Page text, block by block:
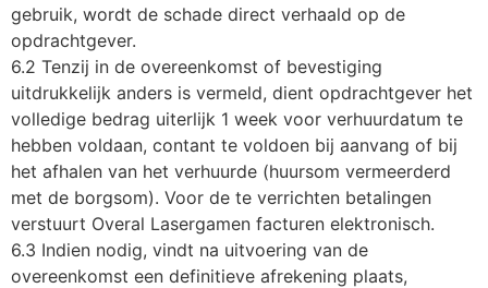
gebruik, wordt de schade direct verhaald op de
opdrachtgever.
6.2 Tenzij in de overeenkomst of bevestiging
uitdrukkelijk anders is vermeld, dient opdrachtgever het
volledige bedrag uiterlijk 1 week voor verhuurdatum te
hebben voldaan, contant te voldoen bij aanvang of bij
het afhalen van het verhuurde (huursom vermeerderd
met de borgsom). Voor de te verrichten betalingen
verstuurt Overal Lasergamen facturen elektronisch.
6.3 Indien nodig, vindt na uitvoering van de
overeenkomst een definitieve afrekening plaats,